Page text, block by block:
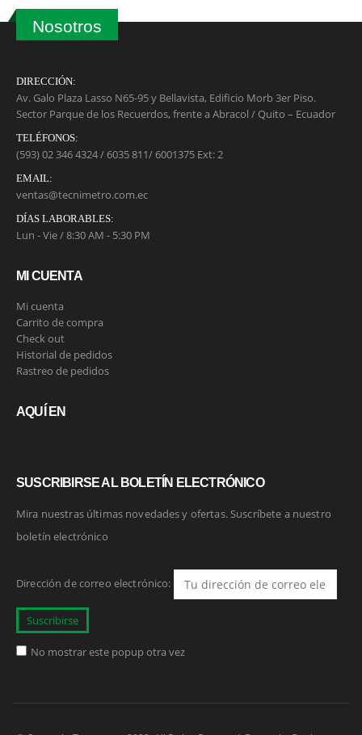
Nosotros
DIRECCIÓN:
Av. Galo Plaza Lasso N65-95 y Bellavista, Edificio Morb 3er Piso.
Sector Parque de los Recuerdos, frente a Abracol / Quito – Ecuador
TELÉFONOS:
(593) 02 346 4324 / 6035 811/ 6001375 Ext: 2
EMAIL:
ventas@tecnimetro.com.ec
DÍAS LABORABLES:
Lun - Vie / 8:30 AM - 5:30 PM
MI CUENTA
Mi cuenta
Carrito de compra
Check out
Historial de pedidos
Rastreo de pedidos
AQUÍ EN
SUSCRIBIRSE AL BOLETÍN ELECTRÓNICO
Mira nuestras últimas novedades y ofertas. Suscríbete a nuestro
boletín electrónico
Dirección de correo electrónico:
No mostrar este popup otra vez